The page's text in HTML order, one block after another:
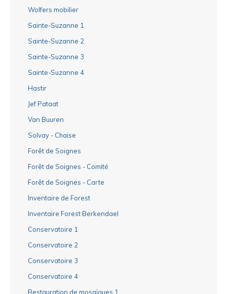
Wolfers mobilier
Sainte-Suzanne 1
Sainte-Suzanne 2
Sainte-Suzanne 3
Sainte-Suzanne 4
Hastir
Jef Pataat
Van Buuren
Solvay - Chaise
Forêt de Soignes
Forêt de Soignes - Comité
Forêt de Soignes - Carte
Inventaire de Forest
Inventaire Forest Berkendael
Conservatoire 1
Conservatoire 2
Conservatoire 3
Conservatoire 4
Restauration de mosaïques 1